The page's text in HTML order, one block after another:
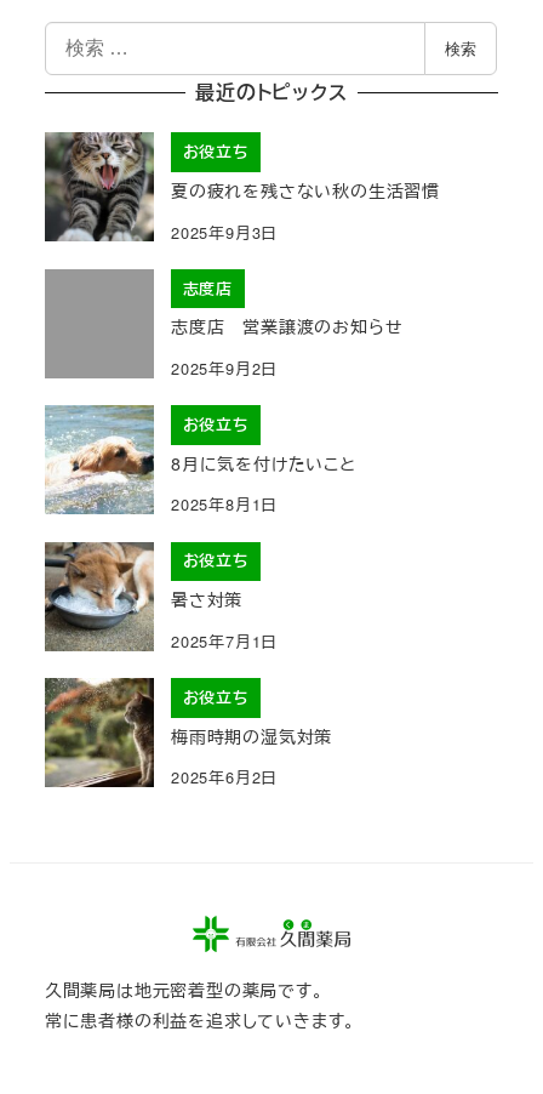
索
検索
最近のトピックス
お役立ち
夏の疲れを残さない秋の生活習慣
2025年9月3日
志度店
志度店 営業譲渡のお知らせ
2025年9月2日
お役立ち
8月に気を付けたいこと
2025年8月1日
お役立ち
暑さ対策
2025年7月1日
お役立ち
梅雨時期の湿気対策
2025年6月2日
久間薬局は地元密着型の薬局です。
常に患者様の利益を追求していきます。